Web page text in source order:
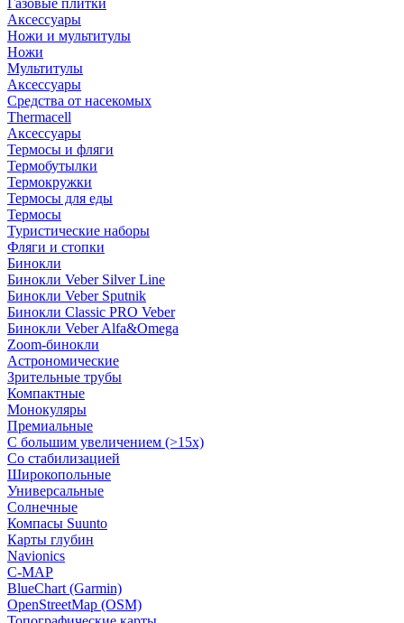
Газовые плитки
Аксессуары
Ножи и мультитулы
Ножи
Мультитулы
Аксессуары
Средства от насекомых
Thermacell
Аксессуары
Термосы и фляги
Термобутылки
Термокружки
Термосы для еды
Термосы
Туристические наборы
Фляги и стопки
Бинокли
Бинокли Veber Silver Line
Бинокли Veber Sputnik
Бинокли Classic PRO Veber
Бинокли Veber Alfa&Omega
Zoom-бинокли
Астрономические
Зрительные трубы
Компактные
Монокуляры
Премиальные
С большим увеличением (>15x)
Со стабилизацией
Широкопольные
Универсальные
Солнечные
Компасы Suunto
Карты глубин
Navionics
C-MAP
BlueChart (Garmin)
OpenStreetMap (OSM)